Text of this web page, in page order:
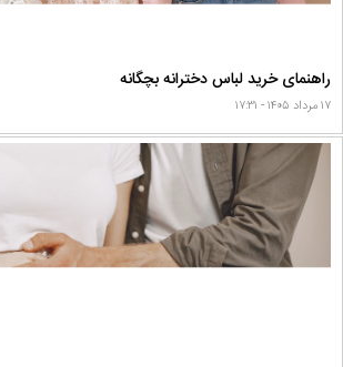
راهنمای خرید لباس دخترانه بچگانه
۱۷ مرداد ۱۴۰۵ - ۱۷:۳۱